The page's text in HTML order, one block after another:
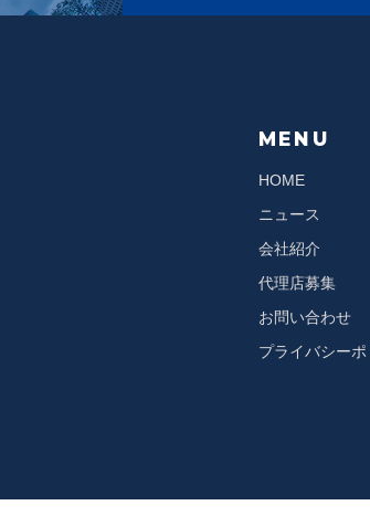
お問い合わせください。
い合わせ窓口 苦情相談窓口責任者
性について
MENU
HOME
ニュース
会社紹介
代理店募集
お問い合わせ
プライバシー